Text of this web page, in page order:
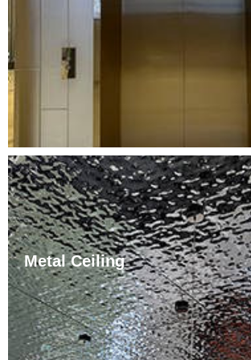
longer satisfied with the traditional
elevator decoration style. Elevator
made ……
Metal Ceiling
Stainless Steel မျက်နှာကျက်၏ အရောင်
တောက်ပြောင်သည်။ Stainless Steel မျက်
သုံးစွဲသူများ၏ လိုအပ်ချက်အရ အရောင်အမျိုး
နိုင်သည်။ Stainless Steel မျက်နှာကျက်မျ